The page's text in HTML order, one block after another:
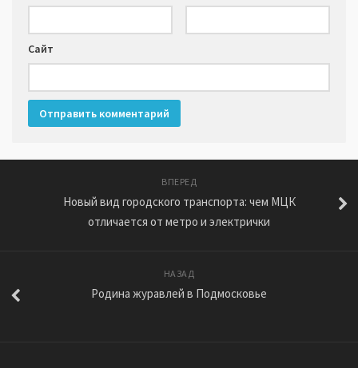
Сайт
ВПЕРЕД
Новый вид городского транспорта: чем МЦК
отличается от метро и электрички
НАЗАД
Родина журавлей в Подмосковье